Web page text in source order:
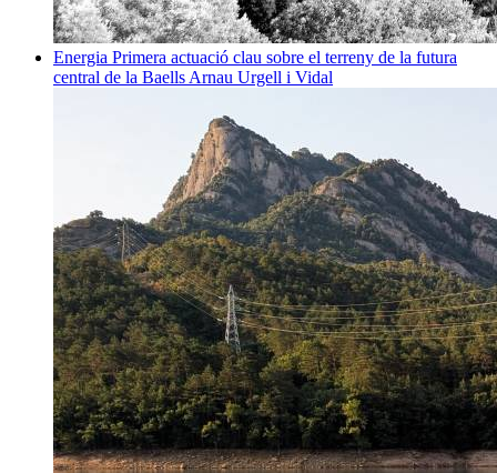
Energia Primera actuació clau sobre el terreny de la futura
central de la Baells Arnau Urgell i Vidal